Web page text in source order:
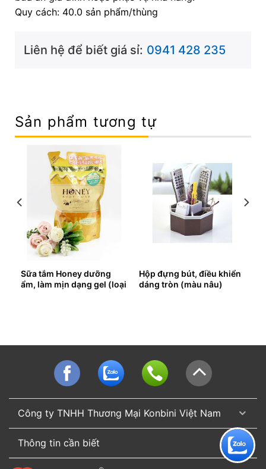
Quy cách: 40.0 sản phẩm/thùng
Liên hệ để biết giá sỉ: 0941 428 235
Sản phẩm tương tự
Sữa tắm Honey dưỡng
ẩm, làm mịn dạng gel (loại
Hộp đựng bút, điều khiển
dáng tròn (màu nâu)
Công ty TNHH Thương Mại Konbini Việt Nam
Thông tin cần biết